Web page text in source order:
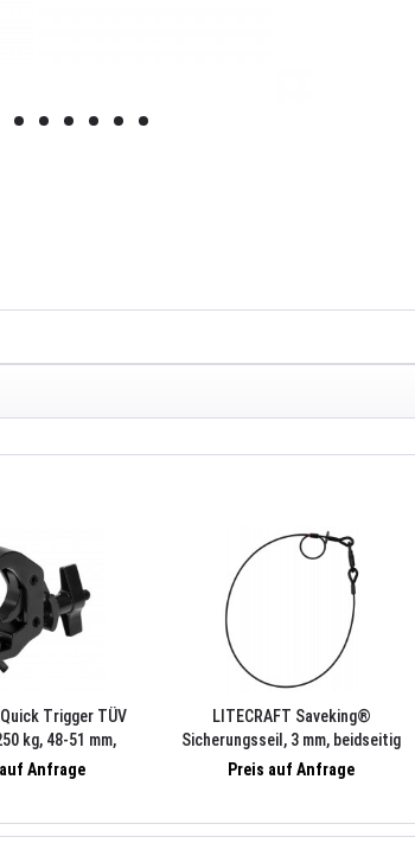
Trigger TÜV
kg, 48-51 mm,
M10
Anfrage
LITECRAFT Saveking®
Sicherungsseil, 3 mm, beidseitig
gekauscht, 100 cm, max. 20/30 kg
Preis auf Anfrage